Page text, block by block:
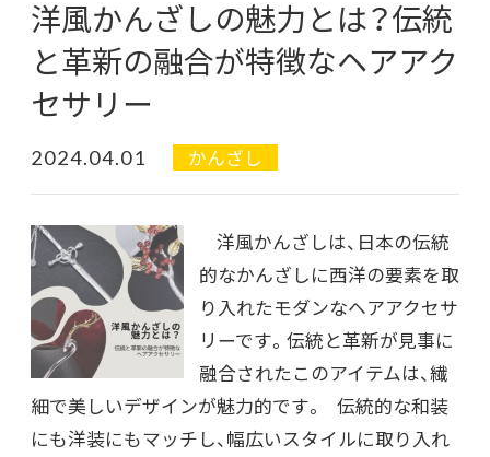
洋風かんざしの魅力とは？伝統
と革新の融合が特徴なヘアアク
セサリー
2024.04.01 かんざし
洋風かんざしは、日本の伝統
的なかんざしに西洋の要素を取
り入れたモダンなヘアアクセサ
リーです。伝統と革新が見事に
融合されたこのアイテムは、繊
細で美しいデザインが魅力的です。 伝統的な和装
にも洋装にもマッチし、幅広いスタイルに取り入れ